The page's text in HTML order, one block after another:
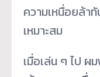
ความเหนื่อยล้า
เหมาะสม
เมื่อเล่น ๆ ไป ผ